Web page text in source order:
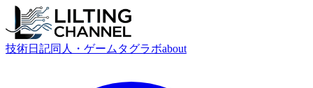
技術日記同人・ゲーム タグラボabout